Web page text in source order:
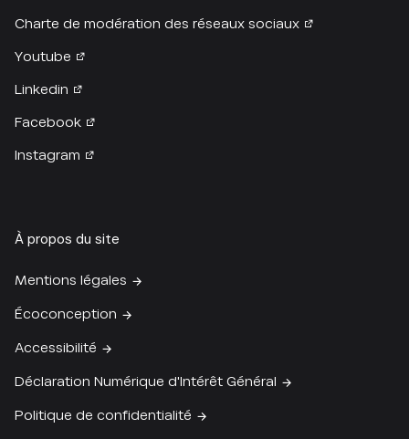
Charte de modération des réseaux sociaux
Youtube
Linkedin
Facebook
Instagram
À propos du site
Mentions légales
Écoconception
Accessibilité
Déclaration Numérique d'Intérêt Général
Politique de confidentialité